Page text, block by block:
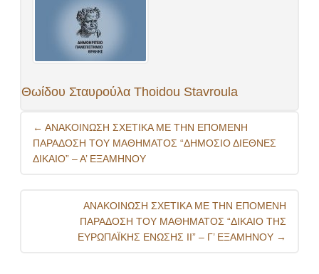
Θωίδου Σταυρούλα Thoidou Stavroula
Post
navigation
← ΑΝΑΚΟΙΝΩΣΗ ΣΧΕΤΙΚΑ ΜΕ ΤΗΝ ΕΠΟΜΕΝΗ
ΠΑΡΑΔΟΣΗ ΤΟΥ ΜΑΘΗΜΑΤΟΣ “ΔΗΜΟΣΙΟ ΔΙΕΘΝΕΣ
ΔΙΚΑΙΟ” – Α’ ΕΞΑΜΗΝΟΥ
ΑΝΑΚΟΙΝΩΣΗ ΣΧΕΤΙΚΑ ΜΕ ΤΗΝ ΕΠΟΜΕΝΗ
ΠΑΡΑΔΟΣΗ ΤΟΥ ΜΑΘΗΜΑΤΟΣ “ΔΙΚΑΙΟ ΤΗΣ
ΕΥΡΩΠΑΪΚΗΣ ΕΝΩΣΗΣ ΙΙ” – Γ’ ΕΞΑΜΗΝΟΥ →